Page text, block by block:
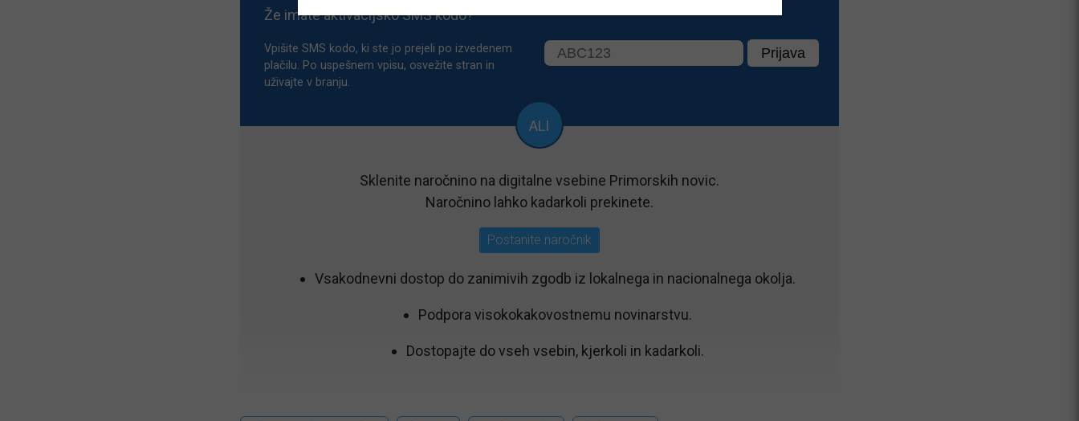
Že imate aktivacijsko SMS kodo?
Vpišite SMS kodo, ki ste jo prejeli po izvedenem
plačilu. Po uspešnem vpisu, osvežite stran in
uživajte v branju.
ALI
Sklenite naročnino na digitalne vsebine Primorskih novic.
Naročnino lahko kadarkoli prekinete.
Postanite naročnik
Vsakodnevni dostop do zanimivih zgodb iz lokalnega in nacionalnega okolja.
Podpora visokokakovostnemu novinarstvu.
Dostopajte do vseh vsebin, kjerkoli in kadarkoli.